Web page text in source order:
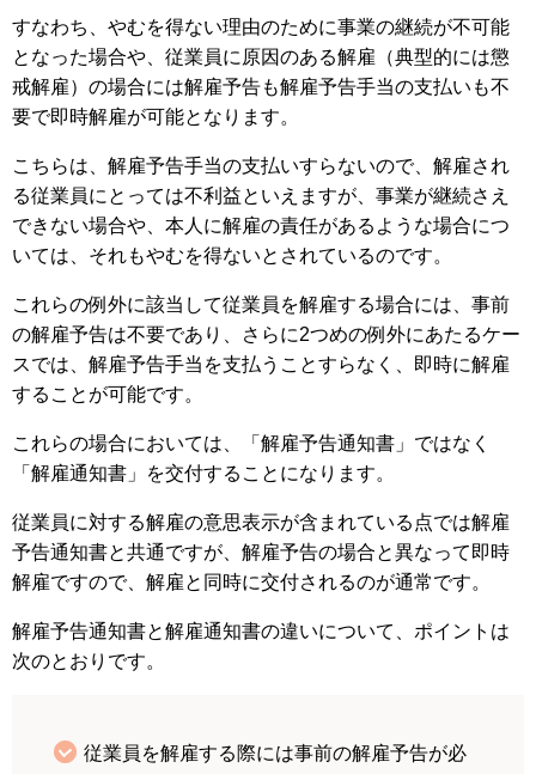
すなわち、やむを得ない理由のために事業の継続が不可能
となった場合や、従業員に原因のある解雇（典型的には懲
戒解雇）の場合には解雇予告も解雇予告手当の支払いも不
要で即時解雇が可能となります。
こちらは、解雇予告手当の支払いすらないので、解雇され
る従業員にとっては不利益といえますが、事業が継続さえ
できない場合や、本人に解雇の責任があるような場合につ
いては、それもやむを得ないとされているのです。
これらの例外に該当して従業員を解雇する場合には、事前
の解雇予告は不要であり、さらに2つめの例外にあたるケー
スでは、解雇予告手当を支払うことすらなく、即時に解雇
することが可能です。
これらの場合においては、「解雇予告通知書」ではなく
「解雇通知書」を交付することになります。
従業員に対する解雇の意思表示が含まれている点では解雇
予告通知書と共通ですが、解雇予告の場合と異なって即時
解雇ですので、解雇と同時に交付されるのが通常です。
解雇予告通知書と解雇通知書の違いについて、ポイントは
次のとおりです。
従業員を解雇する際には事前の解雇予告が必